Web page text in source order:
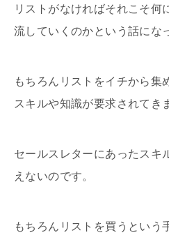
リストがなければそれこそ何
流していくのかという話にな
もちろんリストをイチから集
スキルや知識が要求されてき
セールスレターにあったスキ
えないのです。
もちろんリストを買うという